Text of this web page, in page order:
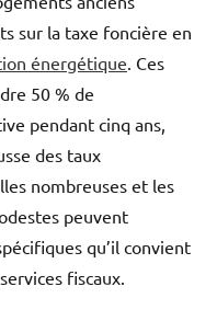
sur la taxe foncière en
énergétique . Ces
50 % de
pendant cinq ans,
des taux
nombreuses et les
peuvent
qu’il convient
fiscaux.